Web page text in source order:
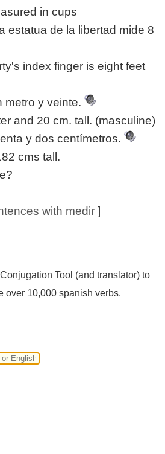
in cups
estatua de la libertad mide 8
index finger is eight feet
metro y veinte.
and 20 cm. tall. (masculine)
y dos centímetros.
cms tall.
with medir ]
Tool (and translator) to
over 10,000 spanish verbs.